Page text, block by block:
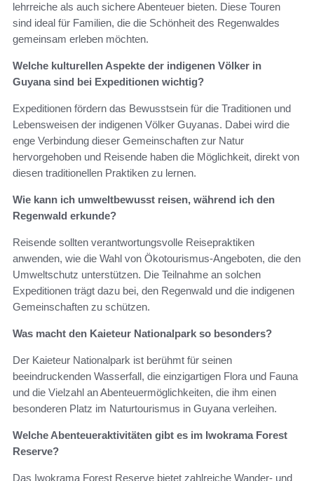
lehrreiche als auch sichere Abenteuer bieten. Diese Touren
sind ideal für Familien, die die Schönheit des Regenwaldes
gemeinsam erleben möchten.
Welche kulturellen Aspekte der indigenen Völker in
Guyana sind bei Expeditionen wichtig?
Expeditionen fördern das Bewusstsein für die Traditionen und
Lebensweisen der indigenen Völker Guyanas. Dabei wird die
enge Verbindung dieser Gemeinschaften zur Natur
hervorgehoben und Reisende haben die Möglichkeit, direkt von
diesen traditionellen Praktiken zu lernen.
Wie kann ich umweltbewusst reisen, während ich den
Regenwald erkunde?
Reisende sollten verantwortungsvolle Reisepraktiken
anwenden, wie die Wahl von Ökotourismus-Angeboten, die den
Umweltschutz unterstützen. Die Teilnahme an solchen
Expeditionen trägt dazu bei, den Regenwald und die indigenen
Gemeinschaften zu schützen.
Was macht den Kaieteur Nationalpark so besonders?
Der Kaieteur Nationalpark ist berühmt für seinen
beeindruckenden Wasserfall, die einzigartigen Flora und Fauna
und die Vielzahl an Abenteuermöglichkeiten, die ihm einen
besonderen Platz im Naturtourismus in Guyana verleihen.
Welche Abenteueraktivitäten gibt es im Iwokrama Forest
Reserve?
Das Iwokrama Forest Reserve bietet zahlreiche Wander- und